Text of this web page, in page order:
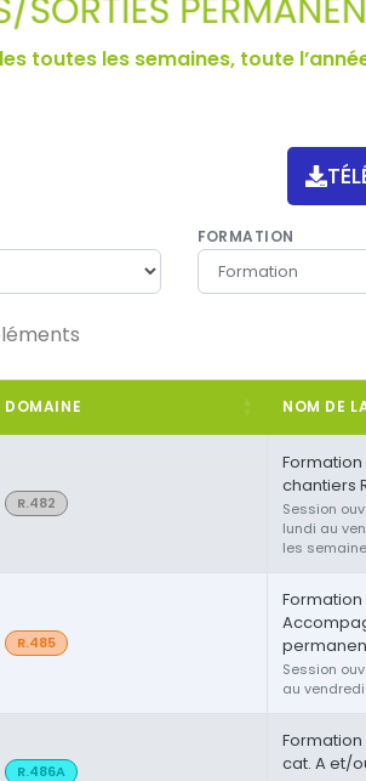
toutes les semaines, toute
FORMATION
DOMAINE NOM DE
R.482
Formation
chantiers
Session
lundi au
les
R.485
Formation
Session
au vendredi
R.486A
Formation
cat. A et/